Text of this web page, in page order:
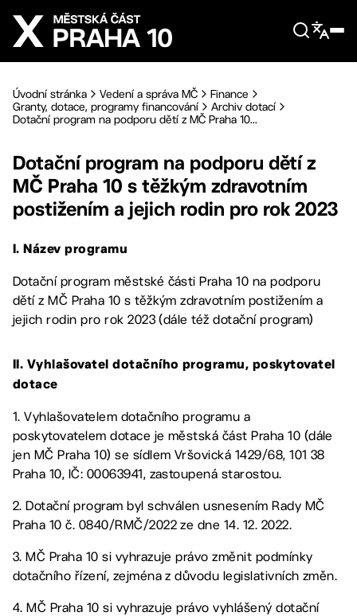
Přejít na hlavní obsah
Úvodní stránka Vedení a správa MČ
Finance
Granty, dotace, programy financování
Archiv dotací
Dotační program na podporu dětí z MČ Praha 10...
Dotační program na podporu dětí z
MČ Praha 10 s těžkým zdravotním
postižením a jejich rodin pro rok 2023
I. Název programu
Dotační program městské části Praha 10 na podporu
dětí z MČ Praha 10 s těžkým zdravotním postižením a
jejich rodin pro rok 2023 (dále též dotační program)
II. Vyhlašovatel dotačního programu, poskytovatel
dotace
1. Vyhlašovatelem dotačního programu a
poskytovatelem dotace je městská část Praha 10 (dále
jen MČ Praha 10) se sídlem Vršovická 1429/68, 101 38
Praha 10, IČ: 00063941, zastoupená starostou.
2. Dotační program byl schválen usnesením Rady MČ
Praha 10 č. 0840/RMČ/2022 ze dne 14. 12. 2022.
3. MČ Praha 10 si vyhrazuje právo změnit podmínky
dotačního řízení, zejména z důvodu legislativních změn.
4. MČ Praha 10 si vyhrazuje právo vyhlášený dotační